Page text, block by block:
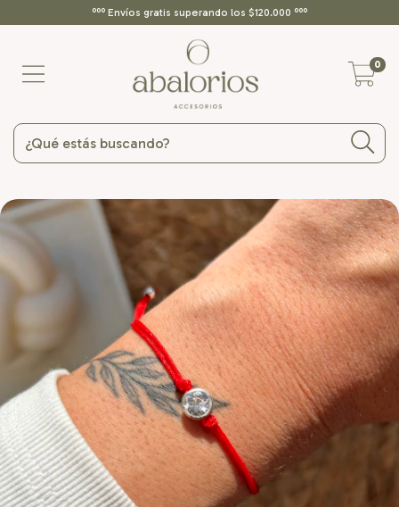
ººº Envíos gratis superando los $120.000 ººº
0